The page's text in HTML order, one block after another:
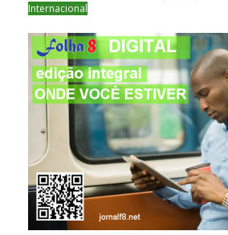
Internacional